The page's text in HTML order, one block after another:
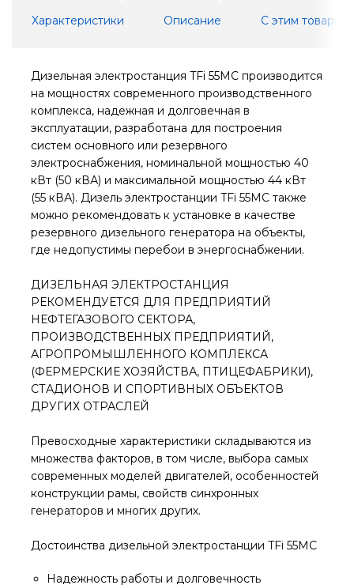
Характеристики Описание С этим товаром
Дизельная электростанция TFi 55MC производится
на мощностях современного производственного
комплекса, надежная и долговечная в
эксплуатации, разработана для построения
систем основного или резервного
электроснабжения, номинальной мощностью 40
кВт (50 кВА) и максимальной мощностью 44 кВт
(55 кВА). Дизель электростанции TFi 55MC также
можно рекомендовать к установке в качестве
резервного дизельного генератора на объекты,
где недопустимы перебои в энергоснабжении.
ДИЗЕЛЬНАЯ ЭЛЕКТРОСТАНЦИЯ
РЕКОМЕНДУЕТСЯ ДЛЯ ПРЕДПРИЯТИЙ
НЕФТЕГАЗОВОГО СЕКТОРА,
ПРОИЗВОДСТВЕННЫХ ПРЕДПРИЯТИЙ,
АГРОПРОМЫШЛЕННОГО КОМПЛЕКСА
(ФЕРМЕРСКИЕ ХОЗЯЙСТВА, ПТИЦЕФАБРИКИ),
СТАДИОНОВ И СПОРТИВНЫХ ОБЪЕКТОВ
ДРУГИХ ОТРАСЛЕЙ
Превосходные характеристики складываются из
множества факторов, в том числе, выбора самых
современных моделей двигателей, особенностей
конструкции рамы, свойств синхронных
генераторов и многих других.
Достоинства дизельной электростанции TFi 55MC
Надежность работы и долговечность